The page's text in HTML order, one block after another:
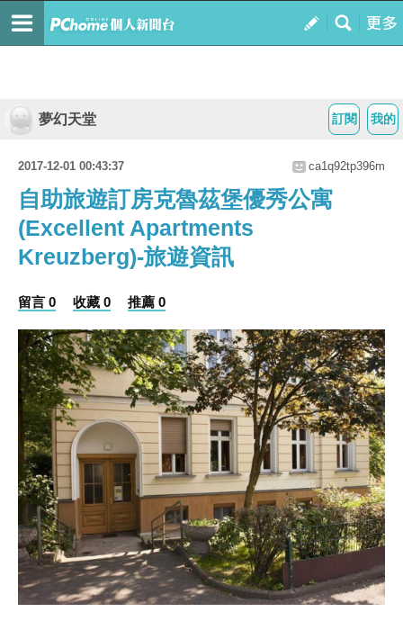
我的
訂閱
夢幻天堂
2017-12-01 00:43:37 ca1q92tp396m
自助旅遊訂房克魯茲堡優秀公寓
(Excellent Apartments
Kreuzberg)-旅遊資訊
留言 0 收藏 0 推薦 0